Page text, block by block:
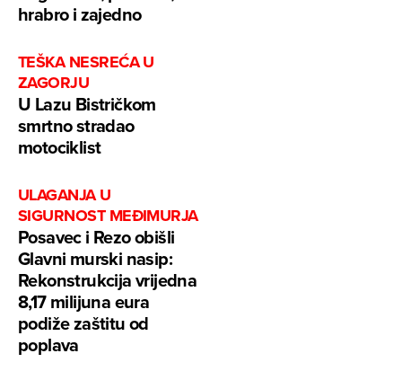
hrabro i zajedno
TEŠKA NESREĆA U
ZAGORJU
U Lazu Bistričkom
smrtno stradao
motociklist
ULAGANJA U
SIGURNOST MEĐIMURJA
Posavec i Rezo obišli
Glavni murski nasip:
Rekonstrukcija vrijedna
8,17 milijuna eura
podiže zaštitu od
poplava